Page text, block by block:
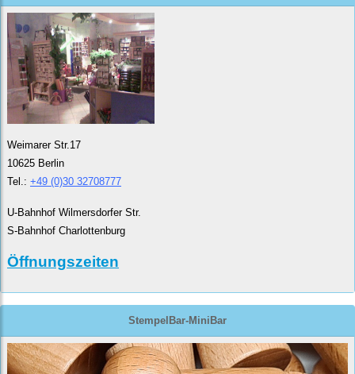
Weimarer Str.17
10625 Berlin
Tel.: +49 (0)30 32708777
U-Bahnhof Wilmersdorfer Str.
S-Bahnhof Charlottenburg
Öffnungszeiten
StempelBar-MiniBar